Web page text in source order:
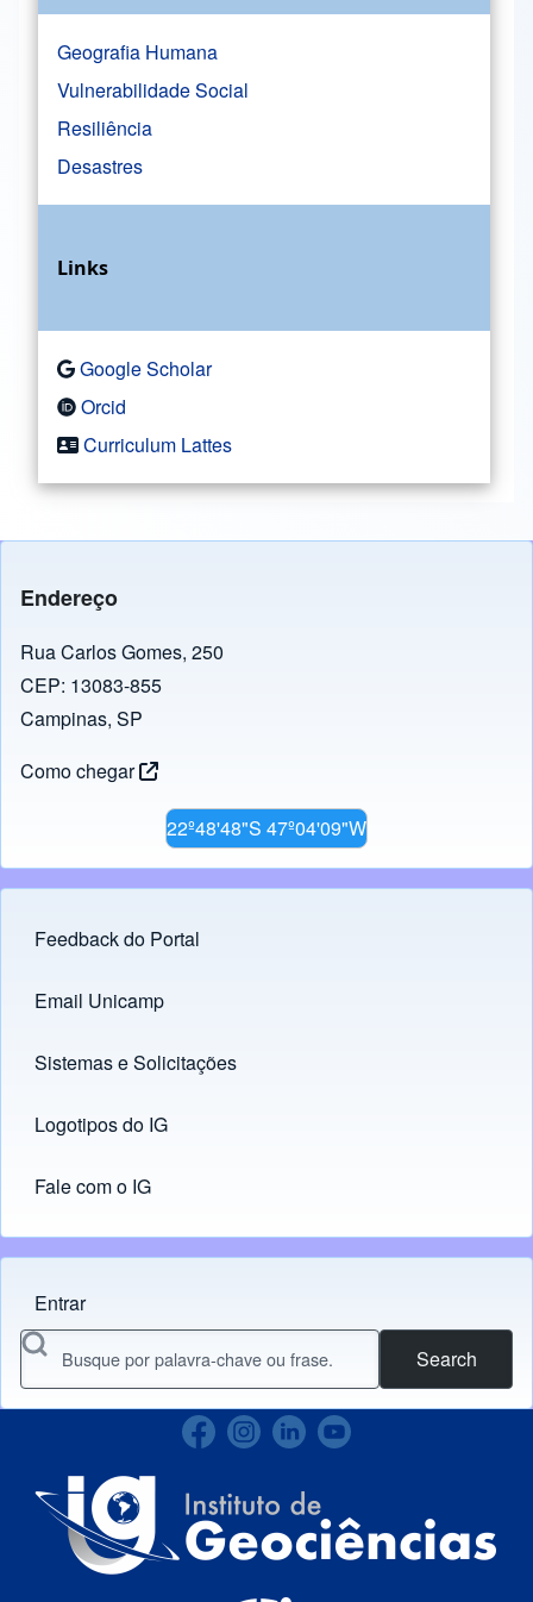
Geografia Humana
Vulnerabilidade Social
Resiliência
Desastres
Links
Google Scholar
Orcid
Curriculum Lattes
Endereço
Rua Carlos Gomes, 250
CEP: 13083-855
Campinas, SP
Como chegar
22º48'48"S 47º04'09"W
Footer menu
Feedback do Portal
Links
Email Unicamp
(opens in new tab)
Sistemas e Solicitações
(opens in new tab)
Logotipos do IG
(opens in new tab)
Fale com o IG
Menu do usuário
Entrar
Search